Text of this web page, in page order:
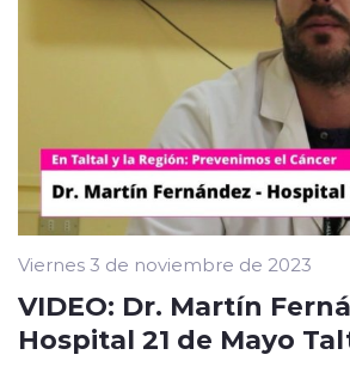
Viernes 3 de noviembre de 2023
VIDEO: Dr. Martín
Hospital 21 de Mayo